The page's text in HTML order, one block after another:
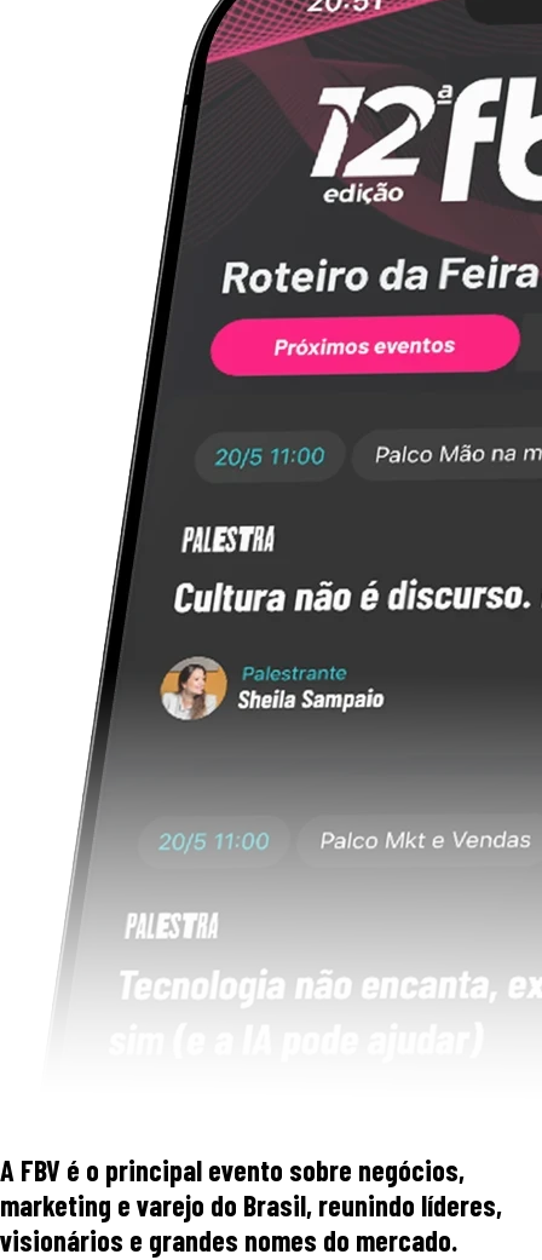
A FBV é o principal evento sobre negócios,
marketing e varejo do Brasil, reunindo líderes,
visionários e grandes nomes do mercado.